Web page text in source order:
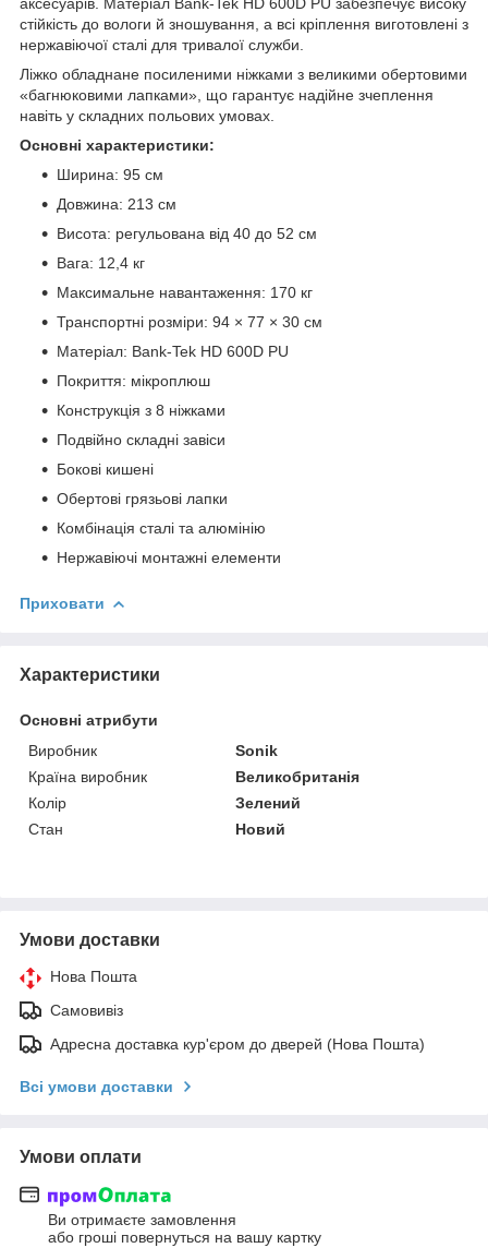
стійкість до вологи й зношування, а всі кріплення виготовлені з
нержавіючої сталі для тривалої служби.
Ліжко обладнане посиленими ніжками з великими обертовими
«багнюковими лапками», що гарантує надійне зчеплення
навіть у складних польових умовах.
Основні характеристики:
Ширина: 95 см
Довжина: 213 см
Висота: регульована від 40 до 52 см
Вага: 12,4 кг
Максимальне навантаження: 170 кг
Транспортні розміри: 94 × 77 × 30 см
Матеріал: Bank-Tek HD 600D PU
Покриття: мікроплюш
Конструкція з 8 ніжками
Подвійно складні завіси
Бокові кишені
Обертові грязьові лапки
Комбінація сталі та алюмінію
Нержавіючі монтажні елементи
Приховати
Характеристики
Основні атрибути
Виробник
Sonik
Країна виробник
Великобританія
Колір
Зелений
Стан
Новий
Умови доставки
Нова Пошта
Самовивіз
Адресна доставка кур'єром до дверей (Нова Пошта)
Всі умови доставки
Умови оплати
Ви отримаєте замовлення
або гроші повернуться на вашу картку